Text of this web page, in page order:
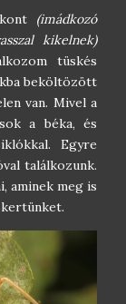
(imádkozó
kikelnek)
tüskés
beköltözött
van. Mivel a
a béka, és
Egyre
találkozunk.
aminek meg is